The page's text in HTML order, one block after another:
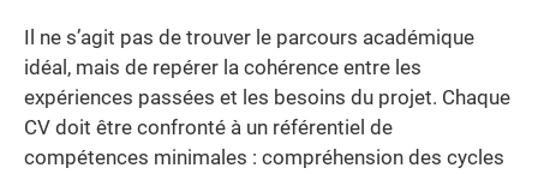
Il ne s’agit pas de trouver le parcours académique
idéal, mais de repérer la cohérence entre les
expériences passées et les besoins du projet. Chaque
CV doit être confronté à un référentiel de
compétences minimales : compréhension des cycles